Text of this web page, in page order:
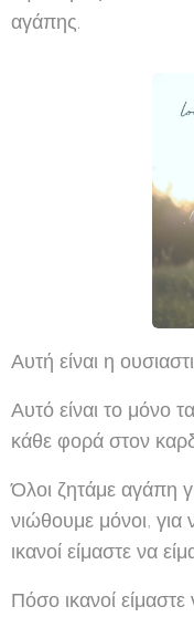
αγάπης.
Αυτή είναι η
Αυτό είναι το μόνο
κάθε φορά στον
Όλοι ζητάμε αγάπη
νιώθουμε μόνοι,
ικανοί είμαστε να
Πόσο ικανοί